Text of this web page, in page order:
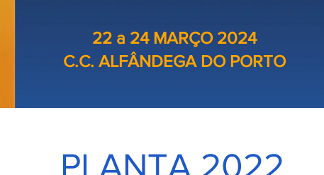
22 a 24 MARÇO 2024
C.C. ALFÂNDEGA DO PORTO
PLANTA 2022